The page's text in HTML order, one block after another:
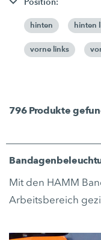
hinten hinten
vorne links
796 Produkte
Mit den HAMM
Arbeitsbereich